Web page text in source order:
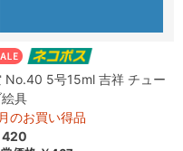
No.40 5号15ml 吉祥 チュー
具
のお買い得品
420